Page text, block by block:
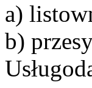
a)
b)